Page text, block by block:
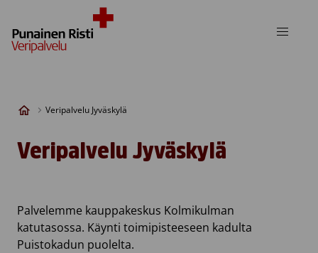
Veripalvelu Jyväskylä
Veripalvelu Jyväskylä
Palvelemme kauppakeskus Kolmikulman
katutasossa. Käynti toimipisteeseen kadulta
Puistokadun puolelta.